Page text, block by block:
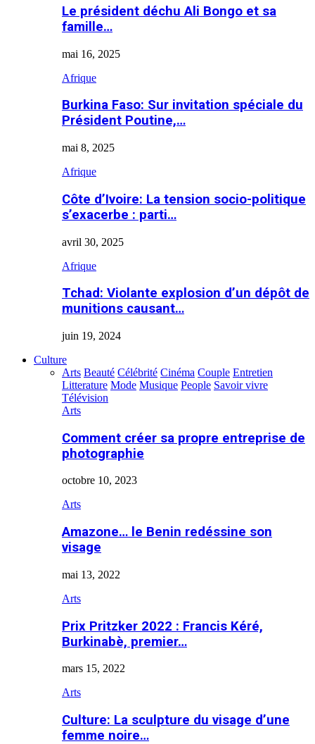
Le président déchu Ali Bongo et sa
famille…
mai 16, 2025
Afrique
Burkina Faso: Sur invitation spéciale du
Président Poutine,…
mai 8, 2025
Afrique
Côte d’Ivoire: La tension socio-politique
s’exacerbe : parti…
avril 30, 2025
Afrique
Tchad: Violante explosion d’un dépôt de
munitions causant…
juin 19, 2024
Culture
Arts Beauté Célébrité Cinéma Couple Entretien
Litterature Mode Musique People Savoir vivre
Télévision
Arts
Comment créer sa propre entreprise de
photographie
octobre 10, 2023
Arts
Amazone… le Benin redéssine son
visage
mai 13, 2022
Arts
Prix Pritzker 2022 : Francis Kéré,
Burkinabè, premier…
mars 15, 2022
Arts
Culture: La sculpture du visage d’une
femme noire…